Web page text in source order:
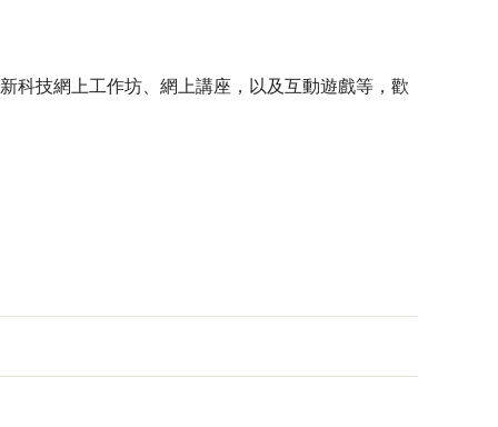
技網上工作坊、網上講座，以及互動遊戲等，歡